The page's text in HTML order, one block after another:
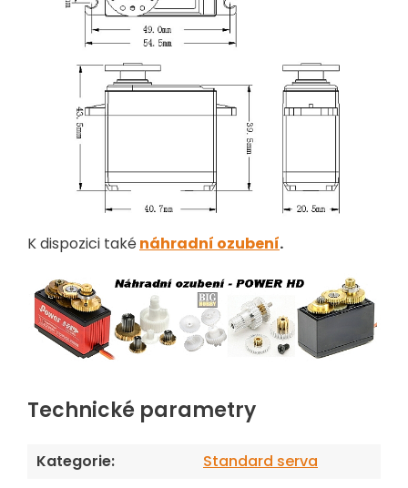
K dispozici takénáhradní ozubení.
Technické parametry
Kategorie:
Standard serva